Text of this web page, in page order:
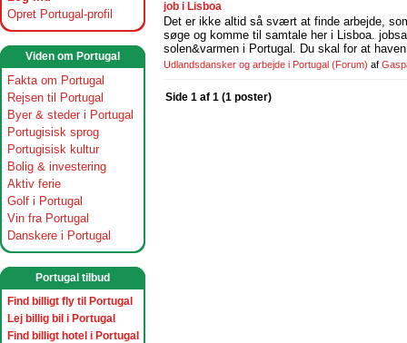
Opret Portugal-profil
Viden om Portugal
Fakta om Portugal
Rejsen til Portugal
Byer & steder i Portugal
Portugisisk sprog
Portugisisk kultur
Bolig & investering
Aktiv ferie
Golf i Portugal
Vin fra Portugal
Danskere i Portugal
Portugal tilbud
Find billigt fly til Portugal
Lej billig bil i Portugal
Find billigt hotel i Portugal
job i Lisboa
Det er ikke altid så svært at finde arbejde,
søge og komme til samtale her i Lisboa.
solen&varmen i Portugal. Du skal for at
Udlandsdansker og arbejde i Portugal (Forum) af
Side 1 af 1 (1 poster)